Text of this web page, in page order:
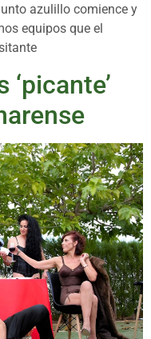
azulillo comience y
equipos que el